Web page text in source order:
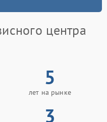
центра
5
лет на рынке
3